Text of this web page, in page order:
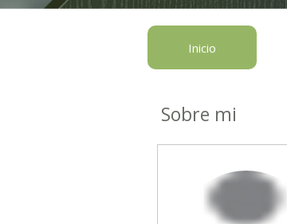
Inicio
Sobre mi